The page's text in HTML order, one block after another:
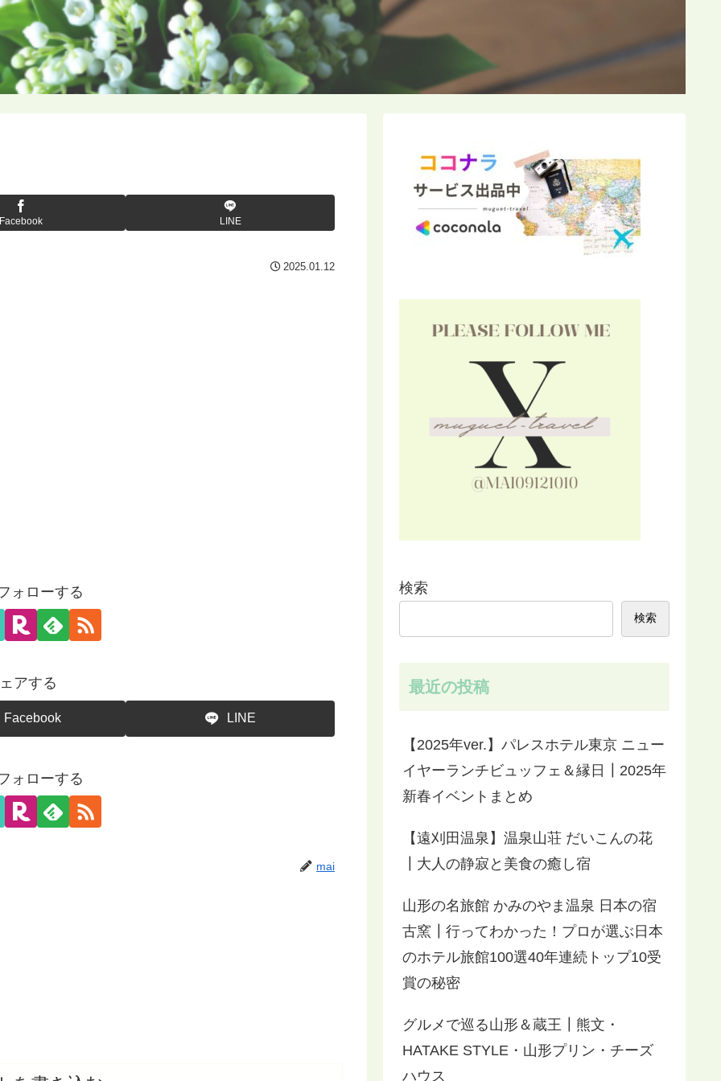
Facebook LINE
2025.01.12
ォローする
アする
Facebook LINE
ォローする
mai
検索
検索
最近の投稿
【2025年ver.】パレスホテル東京 ニュー
イヤーランチビュッフェ＆縁日┃2025年
新春イベントまとめ
【遠刈田温泉】温泉山荘 だいこんの花
┃大人の静寂と美食の癒し宿
山形の名旅館 かみのやま温泉 日本の宿
古窯┃行ってわかった！プロが選ぶ日本
のホテル旅館100選40年連続トップ10受
賞の秘密
グルメで巡る山形＆蔵王┃熊文・
HATAKE STYLE・山形プリン・チーズ
ハウス